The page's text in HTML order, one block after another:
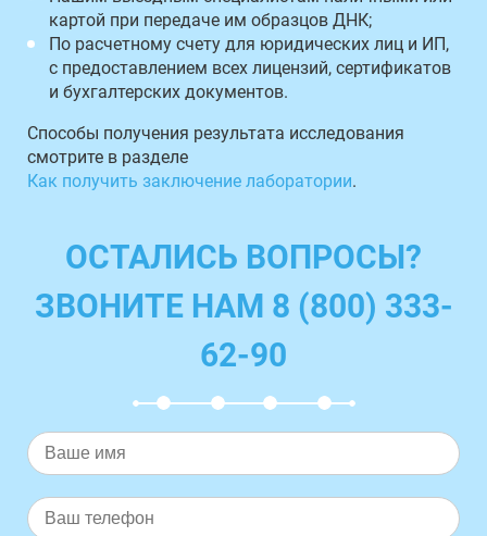
картой при передаче им образцов ДНК;
По расчетному счету для юридических лиц и ИП,
с предоставлением всех лицензий, сертификатов
и бухгалтерских документов.
Способы получения результата исследования
смотрите в разделе
Как получить заключение лаборатории.
ОСТАЛИСЬ ВОПРОСЫ?
ЗВОНИТЕ НАМ 8 (800) 333-
62-90